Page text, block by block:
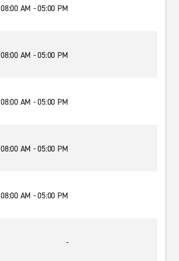
08:00 AM - 05:00 PM
08:00 AM - 05:00 PM
08:00 AM - 05:00 PM
08:00 AM - 05:00 PM
08:00 AM - 05:00 PM
-